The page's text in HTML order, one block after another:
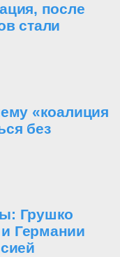
после
стали
«коалиция
без
Грушко
Германии